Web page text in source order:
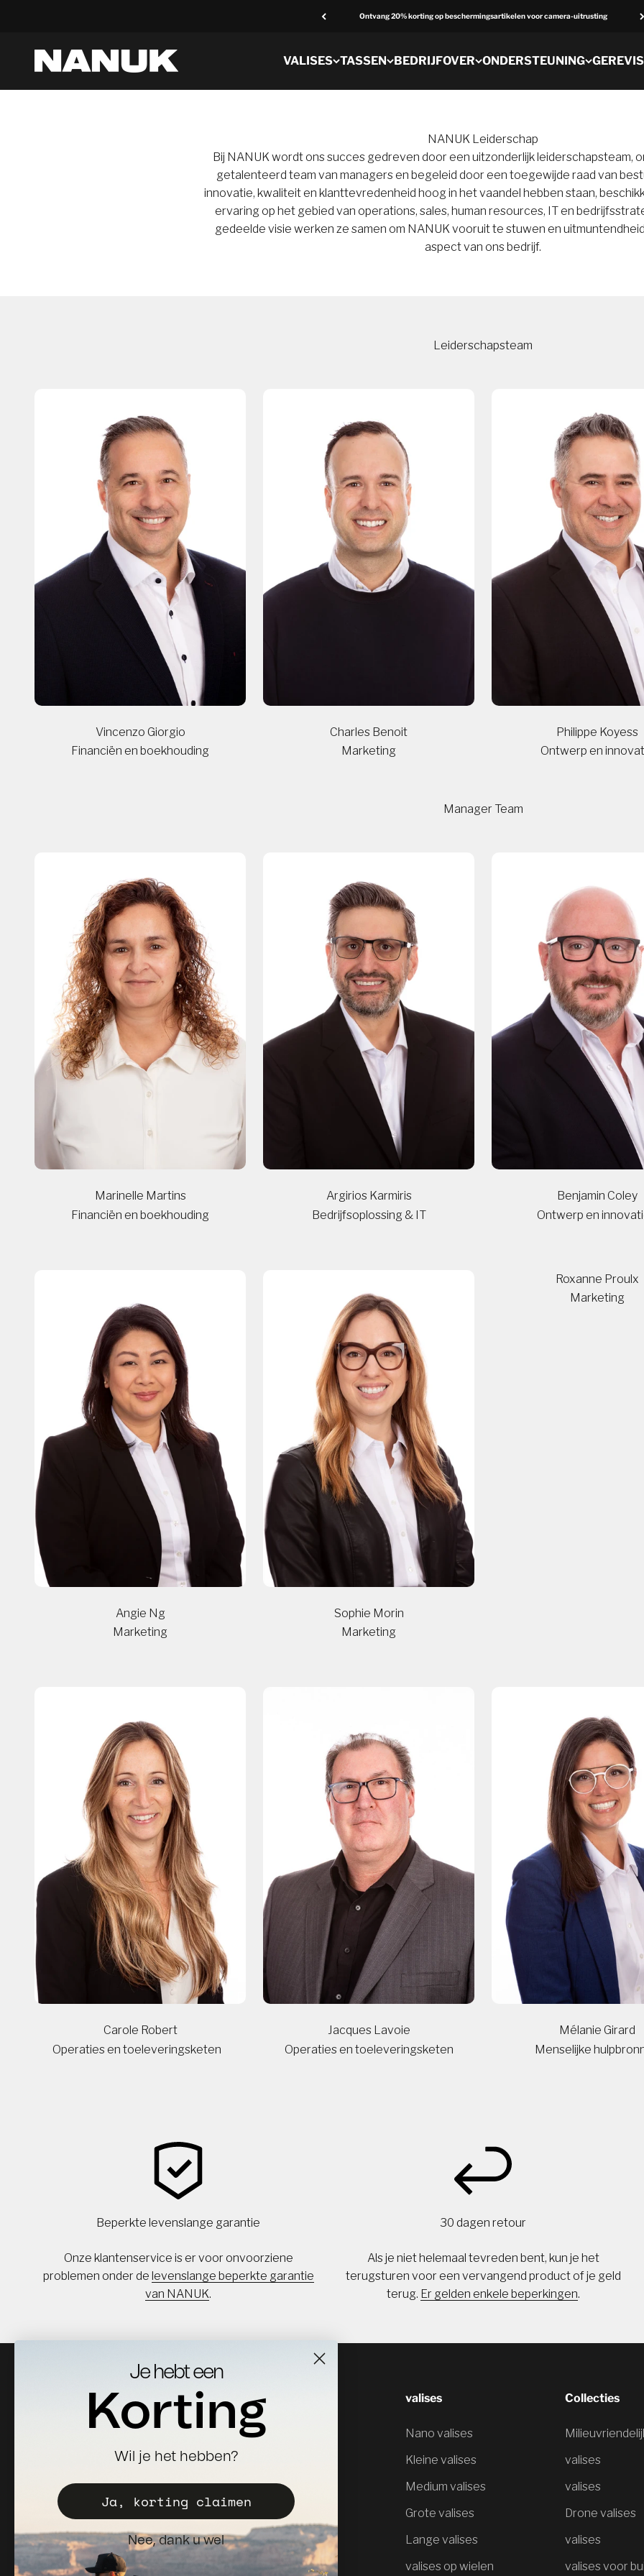
Ontvang 20% korting op beschermingsartikelen voor camera-uitrusting
VALISES TASSEN BEDRIJFOVER ONDERSTEUNING
NANUK Europa
NANUK Leiderschap
Bij NANUK wordt ons succes gedreven door een uitzonderlijk leiderschapsteam,
getalenteerd team van managers en begeleid door een toegewijde raad van
innovatie, kwaliteit en klanttevredenheid hoog in het vaandel hebben staan,
ervaring op het gebied van operations, sales, human resources, IT en
gedeelde visie werken ze samen om NANUK vooruit te stuwen en
aspect van ons bedrijf.
Leiderschapsteam
Vincenzo Giorgio
Financiën en boekhouding
Charles Benoit
Marketing
Philippe Koyess
Ontwerp en
Manager Team
Marinelle Martins
Financiën en boekhouding
Argirios Karmiris
Bedrijfsoplossing & IT
Benjamin Coley
Ontwerp en
Angie Ng
Marketing
Sophie Morin
Marketing
Roxanne Proulx
Marketing
Carole Robert
Operaties en toeleveringsketen
Jacques Lavoie
Operaties en toeleveringsketen
Mélanie Girard
Menselijke
Beperkte levenslange garantie
Onze klantenservice is er voor onvoorziene
problemen onder de levenslange beperkte garantie
van NANUK.
30 dagen retour
Als je niet helemaal tevreden bent, kun je het
terugsturen voor een vervangend product of je geld
terug. Er gelden enkele beperkingen.
eerste bestelling.
E-mail
Aanmelden
valises
Nano valises
Kleine valises
Medium valises
Grote valises
Lange valises
valises op wielen
Collecties
valises
valises
Drone valises
valises
valises voor
Je hebt een
Korting
Wil je het hebben?
Ja, korting claimen
Nee, dank u wel